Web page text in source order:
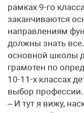
рамках 9-го
заканчиваются
направлениям
должны знать
основной школы
грамотен по
10-11-х классах
выбор профессии.
– И тут я вижу,